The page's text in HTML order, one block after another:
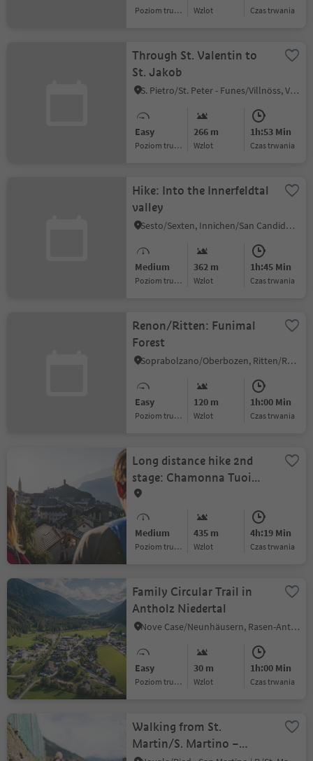
Poziom trudności Wzlot czas trwania
Through St. Valentin to
St. Jakob
S. Pietro/St. Peter - Funes/Villnöss, Villnöss/Funes, Dolomites Region Lüsen Villnöss
Easy
Poziom trudności
266 m
Wzlot
1h:53 Min
czas trwania
Hike: Into the Innerfeldtal
valley
Sesto/Sexten, Innichen/San Candido, Dolomites Region 3 Zinnen
Medium
Poziom trudności
362 m
Wzlot
1h:45 Min
czas trwania
Renon/Ritten: Funimal
Forest
Soprabolzano/Oberbozen, Ritten/Renon, Bolzano/Bozen and environs
Easy
Poziom trudności
120 m
Wzlot
1h:00 Min
czas trwania
Long distance hike 2nd
stage: Chamonna Tuoi
CAS - Ardez
Medium
Poziom trudności
435 m
Wzlot
4h:19 Min
czas trwania
Family Circular Trail in
Antholz Niedertal
Nove Case/Neunhäusern, Rasen-Antholz/Rasun Anterselva, Dolomites Region Kronplatz/Plan de Corones
Easy
Poziom trudności
30 m
Wzlot
1h:00 Min
czas trwania
Walking from St.
Martin/S. Martino –